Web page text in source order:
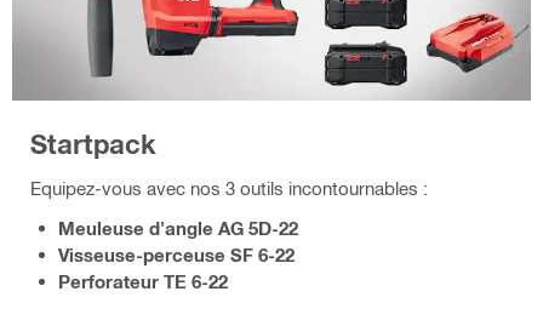
Startpack
Equipez-vous avec nos 3 outils incontournables :
Meuleuse d'angle AG 5D-22
Visseuse-perceuse SF 6-22
Perforateur TE 6-22